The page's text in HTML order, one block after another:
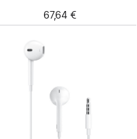
67,64 €